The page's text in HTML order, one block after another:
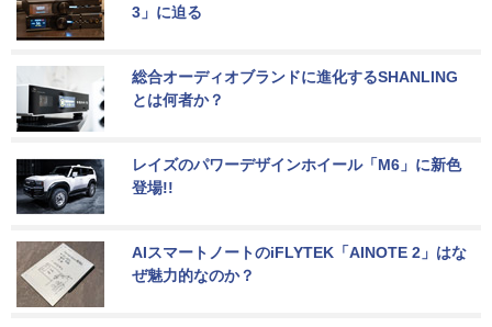
3」に迫る
総合オーディオブランドに進化するSHANLING
とは何者か？
レイズのパワーデザインホイール「M6」に新色
登場!!
AIスマートノートのiFLYTEK「AINOTE 2」はな
ぜ魅力的なのか？